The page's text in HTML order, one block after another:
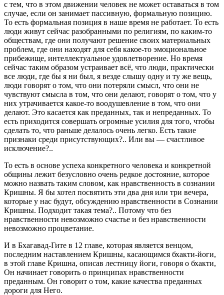
с тем, что в этом движении человек не может оставаться в том
случае, если он занимает пассивную, формальную позицию.
То есть формальная позиция в наше время не работает. То есть
люди живут сейчас разобранными по религиям, по каким-то
обществам, где они получают решение своих материальных
проблем, где они находят для себя какое-то эмоциональное
прибежище, интеллектуальное удовлетворение. Но время
сейчас таким образом устраивает всё, что люди, практически
все люди, где бы я ни был, я везде слышу одну и ту же вещь,
люди говорят о том, что они потеряли смысл, что они не
чувствуют смысла в том, что они делают, говорят о том, что у
них утрачивается какое-то воодушевление в том, что они
делают. Это касается как преданных, так и непреданных. То
есть приходится совершать огромные усилия для того, чтобы
сделать то, что раньше делалось очень легко. Есть такие
признаки среди присутствующих?.. Или вы — счастливое
исключение?..
То есть в основе успеха конкретного человека и конкретной
общины лежит безусловно очень редкое достояние, которое
можно назвать таким словом, как нравственность в сознании
Кришны. Я бы хотел посвятить эти два дня или три вечера,
которые у нас будут, обсуждению нравственности в Сознании
Кришны. Подходит такая тема?.. Потому что без
нравственности невозможно счастье и без нравственности
невозможно процветание.
И в Бхагавад-Гите в 12 главе, которая является венцом,
последним наставлением Кришны, касающимся бхакти-йоги,
в этой главе Кришна, описав лестницу йоги, говоря о бхакти,
Он начинает говорить о принципах нравственности
преданным. Он говорит о том, какие качества преданных
дороги для Него.